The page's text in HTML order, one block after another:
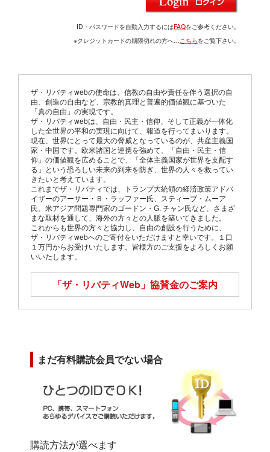
ID・パスワードを自動入力するにはFAQをご参考ください。
※クレジットカードの期限切れの方へ…こちらをご覧下さい。
ザ・リバティwebの使命は、信教の自由や責任を伴う選択の自
由、創造の自由など、宗教的真理と普遍的価値観に基づいた
「真の自由」の実現です。
ザ・リバティwebは、自由・民主・信仰、そして正義が一体化
した全世界の平和の実現に向けて、報道を行ってまいります。
現在、世界にとって最大の脅威となっているのが、共産主義国
家・中国です。欧米諸国と連携を強めて、「自由・民主・信
仰」の価値観を広めることで、「全体主義国家が世界を支配す
る」という恐ろしい未来の到来を防ぎ、世界の人々を救ってい
きたいと考えています。
これまでザ・リバティでは、トランプ大統領の経済政策アドバ
イザーのアーサー・Ｂ・ラッファー氏、スティーブ・ムーア
氏、米アジア問題専門家のゴードン・G. チャン氏など、さまざ
まな取材を通して、海外の方々との人脈を築いてきました。
これからも世界の方々と協力し、自由の創設を行うために、
ザ・リバティwebへのご寄付をいただけますと幸いです。１口
１万円からお受けいたします。皆様方のご支援をよろしくお願
いいたします。
「ザ・リバティWeb」 協賛金のご案内
まだ有料購読会員でない場合
購読方法が選べます